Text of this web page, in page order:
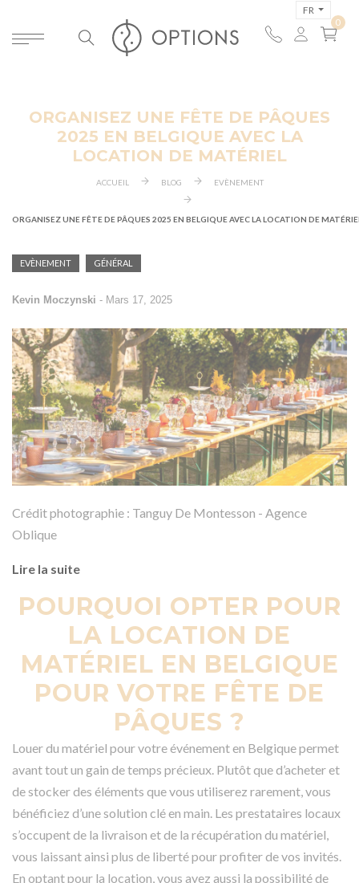
FR
ORGANISEZ UNE FÊTE DE PÂQUES
2025 EN BELGIQUE AVEC LA
LOCATION DE MATÉRIEL
ACCUEIL BLOG EVÈNEMENT
ORGANISEZ UNE FÊTE DE PÂQUES 2025 EN BELGIQUE AVEC LA LOCATION DE
EVÈNEMENT GÉNÉRAL
Kevin Moczynski - Mars 17, 2025
Crédit photographie : Tanguy De Montesson - Agence
Oblique
Lire la suite
POURQUOI OPTER POUR
LA LOCATION DE
MATÉRIEL EN BELGIQUE
POUR VOTRE FÊTE DE
PÂQUES ?
Louer du matériel pour votre événement en Belgique permet
avant tout un gain de temps précieux. Plutôt que d’acheter et
de stocker des éléments que vous utiliserez rarement, vous
bénéficiez d’une solution clé en main. Les prestataires locaux
s’occupent de la livraison et de la récupération du matériel,
vous laissant ainsi plus de liberté pour profiter de vos invités.
En optant pour la location, vous avez aussi la possibilité de